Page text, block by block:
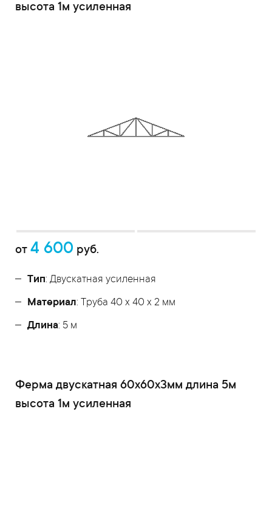
высота 1м усиленная
от 4 600 руб.
Тип: Двускатная усиленная
Материал: Труба 40 x 40 x 2 мм
Длина: 5 м
Ферма двускатная 60x60x3мм длина 5м
высота 1м усиленная